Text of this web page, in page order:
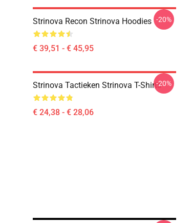
Strinova Recon Strinova Hoodies
€ 39,51 - € 45,95
-20%
Strinova Tactieken Strinova T-Shirts
€ 24,38 - € 28,06
-20%